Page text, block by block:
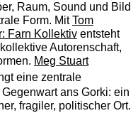
Raum, Sound und Bild
Form. MitTom
Farn Kollektiventsteht
Autorenschaft,
Meg Stuart
eine zentrale
ans Gorki: ein
fragiler, politischer Ort.